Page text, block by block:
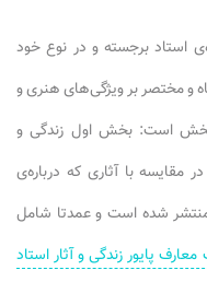
استاد برجسته و در نوع خود
و مختصر بر ویژگی‌های هنری و
است: بخش اول زندگی و
با آثاری که درباره‌ی
منتشر شده است و عمدتا شامل
معارف پایور زندگی و آثار استاد